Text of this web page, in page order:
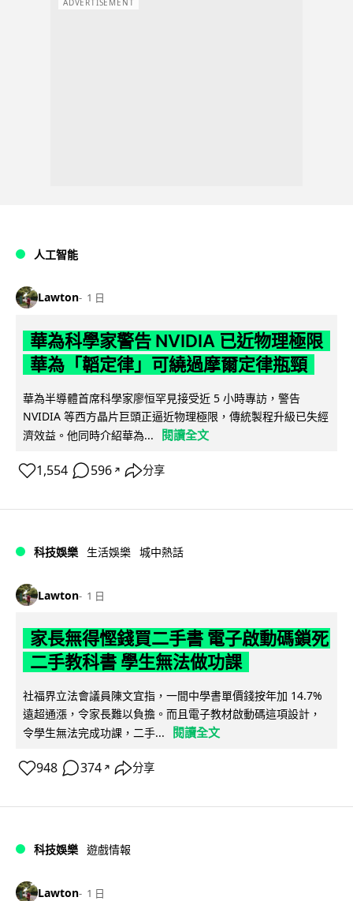
ADVERTISEMENT
人工智能
Lawton 1 日
華為科學家警告 NVIDIA 已近物理極限
華為「韜定律」可繞過摩爾定律瓶頸
華為半導體首席科學家廖恒罕見接受近 5 小時專訪，警告
NVIDIA 等西方晶片巨頭正逼近物理極限，傳統製程升級已失經
濟效益。他同時介紹華為...
閱讀全文
1,554 596 ↗ 分享
科技娛樂 生活娛樂 城中熱話
Lawton 1 日
家長無得慳錢買二手書 電子啟動碼鎖死
二手教科書 學生無法做功課
社福界立法會議員陳文宜指，一間中學書單價錢按年加 14.7%
遠超通漲，令家長難以負擔。而且電子教材啟動碼這項設計，
令學生無法完成功課，二手...
閱讀全文
948 374 ↗ 分享
科技娛樂 遊戲情報
Lawton 1 日